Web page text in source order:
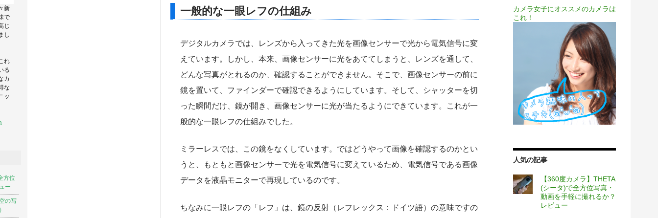
一般的な一眼レフの仕組み
デジタルカメラでは、レンズから入ってきた光を画像センサーで光から電気信号に変
えています。しかし、本来、画像センサーに光をあててしまうと、レンズを通して、
どんな写真がとれるのか、確認することができません。そこで、画像センサーの前に
鏡を置いて、ファインダーで確認できるようにしています。そして、シャッターを切
った瞬間だけ、鏡が開き、画像センサーに光が当たるようにできています。これが一
般的な一眼レフの仕組みでした。
ミラーレスでは、この鏡をなくしています。ではどうやって画像を確認するのかとい
うと、もともと画像センサーで光を電気信号に変えているため、電気信号である画像
データを液晶モニターで再現しているのです。
ちなみに一眼レフの「レフ」は、鏡の反射（レフレックス：ドイツ語）の意味ですの
カメラ女子にオススメのカメラは
これ！
人気の記事
【360度カメラ】THETA
(シータ)で全方位写真・
動画を手軽に撮れるか？
レビュー
新
で
じ
し
れ
る
カ
な
ッ
方位
ー
の写